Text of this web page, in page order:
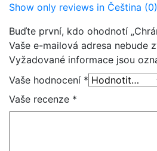
Show only reviews in Čeština (0)
Buďte první, kdo ohodnotí
Vaše e-mailová adresa nebude
Vyžadované informace jsou
Vaše hodnocení *
Vaše recenze *